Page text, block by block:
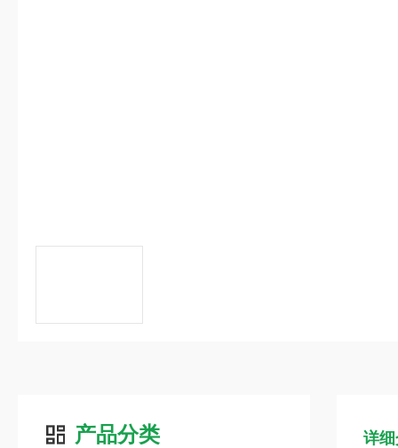
产品分类 详